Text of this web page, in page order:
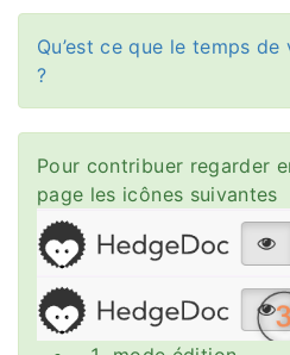
Qu’est ce que le temps
?
Pour contribuer regarder
page les icônes suivantes